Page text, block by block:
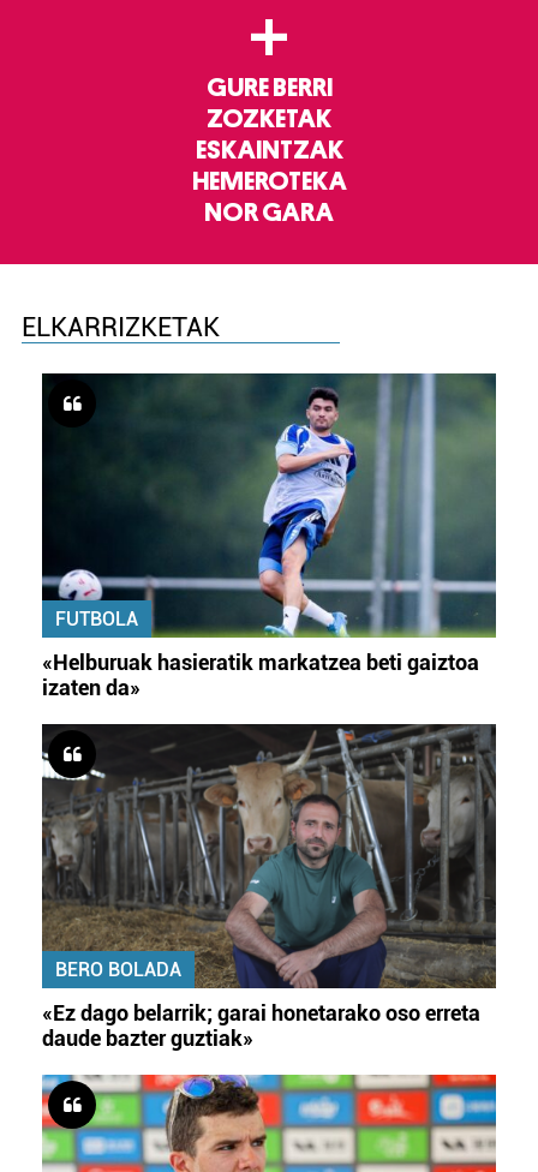
+
GURE BERRI
ZOZKETAK
ESKAINTZAK
HEMEROTEKA
NOR GARA
ELKARRIZKETAK
FUTBOLA
«Helburuak hasieratik markatzea beti gaiztoa
izaten da»
BERO BOLADA
«Ez dago belarrik; garai honetarako oso erreta
daude bazter guztiak»